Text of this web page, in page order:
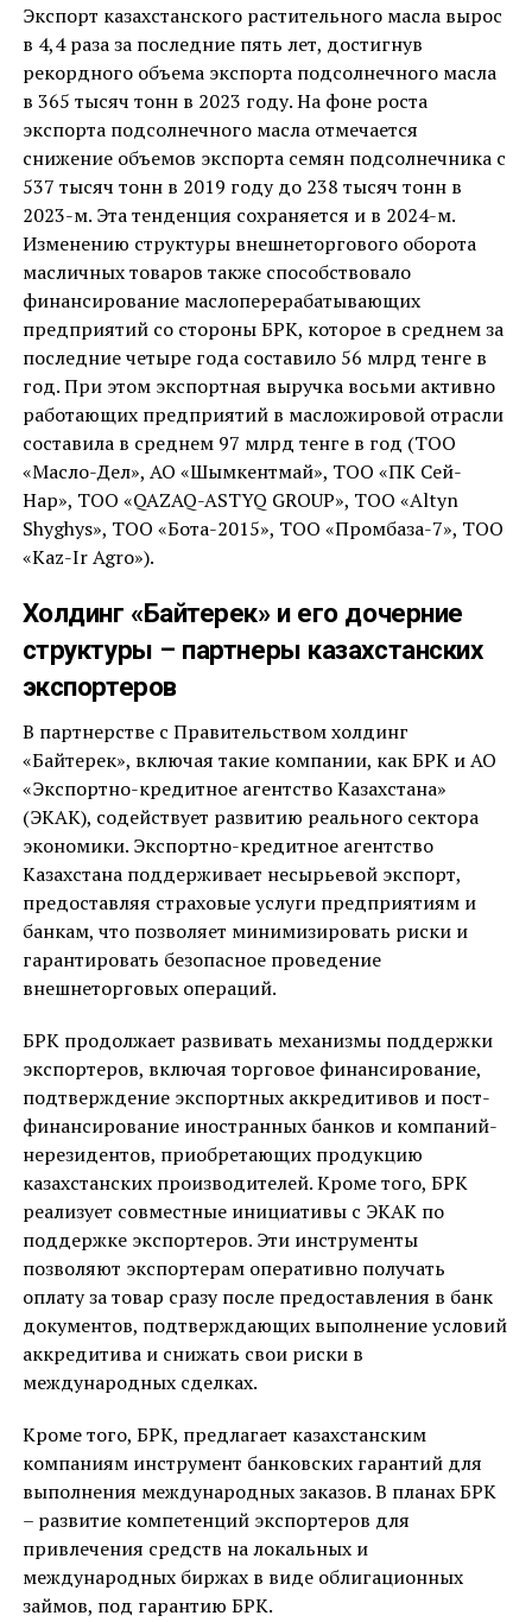
Экспорт казахстанского растительного масла вырос
в 4,4 раза за последние пять лет, достигнув
рекордного объема экспорта подсолнечного масла
в 365 тысяч тонн в 2023 году. На фоне роста
экспорта подсолнечного масла отмечается
снижение объемов экспорта семян подсолнечника с
537 тысяч тонн в 2019 году до 238 тысяч тонн в
2023-м. Эта тенденция сохраняется и в 2024-м.
Изменению структуры внешнеторгового оборота
масличных товаров также способствовало
финансирование маслоперерабатывающих
предприятий со стороны БРК, которое в среднем за
последние четыре года составило 56 млрд тенге в
год. При этом экспортная выручка восьми активно
работающих предприятий в масложировой отрасли
составила в среднем 97 млрд тенге в год (ТОО
«Масло-Дел», АО «Шымкентмай», ТОО «ПК Сей-
Нар», ТОО «QAZAQ-ASTYQ GROUP», ТОО «Altyn
Shyghys», ТОО «Бота-2015», ТОО «Промбаза-7», ТОО
«Kaz-Ir Agro»).
Холдинг «Байтерек» и его дочерние
структуры – партнеры казахстанских
экспортеров
В партнерстве с Правительством холдинг
«Байтерек», включая такие компании, как БРК и АО
«Экспортно-кредитное агентство Казахстана»
(ЭКАК), содействует развитию реального сектора
экономики. Экспортно-кредитное агентство
Казахстана поддерживает несырьевой экспорт,
предоставляя страховые услуги предприятиям и
банкам, что позволяет минимизировать риски и
гарантировать безопасное проведение
внешнеторговых операций.
БРК продолжает развивать механизмы поддержки
экспортеров, включая торговое финансирование,
подтверждение экспортных аккредитивов и пост-
финансирование иностранных банков и компаний-
нерезидентов, приобретающих продукцию
казахстанских производителей. Кроме того, БРК
реализует совместные инициативы с ЭКАК по
поддержке экспортеров. Эти инструменты
позволяют экспортерам оперативно получать
оплату за товар сразу после предоставления в банк
документов, подтверждающих выполнение условий
аккредитива и снижать свои риски в
международных сделках.
Кроме того, БРК, предлагает казахстанским
компаниям инструмент банковских гарантий для
выполнения международных заказов. В планах БРК
– развитие компетенций экспортеров для
привлечения средств на локальных и
международных биржах в виде облигационных
займов, под гарантию БРК.